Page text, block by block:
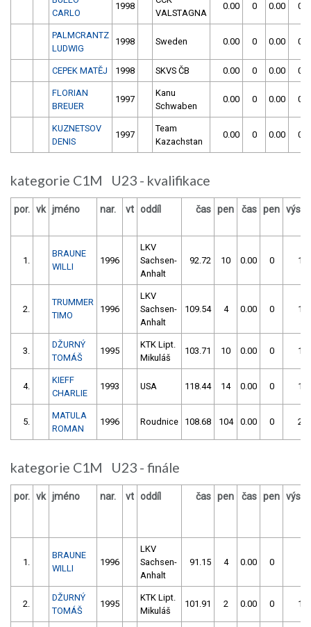
CARLO
1998
VALSTAGNA
0.00 0 0.00 0
PALMCRANTZ
LUDWIG
1998 Sweden 0.00 0 0.00 0
CEPEK MATĚJ 1998 SKVS ČB 0.00 0 0.00 0
FLORIAN
BREUER
1997
Kanu
Schwaben
0.00 0 0.00 0
KUZNETSOV
DENIS
1997
Team
Kazachstan
0.00 0 0.00 0
kategorie C1M U23 - kvalifikace
por. vk jméno nar. vt oddíl čas pen čas pen
1.
BRAUNE
WILLI
1996
LKV
Sachsen-
Anhalt
92.72 10 0.00 0
2.
TRUMMER
TIMO
1996
LKV
Sachsen-
Anhalt
109.54 4 0.00 0
3.
DŽURNÝ
TOMÁŠ
1995
KTK Lipt.
Mikuláš
103.71 10 0.00 0
4.
KIEFF
CHARLIE
1993 USA 118.44 14 0.00 0
5.
MATULA
ROMAN
1996 Roudnice 108.68 104 0.00 0
kategorie C1M U23 - finále
por. vk jméno nar. vt oddíl čas pen čas pen
1.
BRAUNE
WILLI
1996
LKV
Sachsen-
Anhalt
91.15 4 0.00 0
2.
DŽURNÝ
TOMÁŠ
1995
KTK Lipt.
Mikuláš
101.91 2 0.00 0